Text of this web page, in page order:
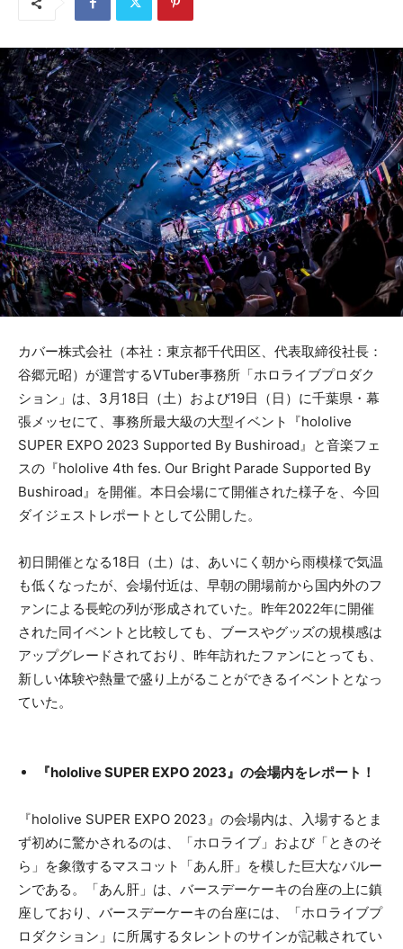
カバー株式会社（本社：東京都千代田区、代表取締役社長：
谷郷元昭）が運営するVTuber事務所「ホロライブプロダク
ション」は、3月18日（土）および19日（日）に千葉県・幕
張メッセにて、事務所最大級の大型イベント『hololive
SUPER EXPO 2023 Supported By Bushiroad』と音楽フェ
スの『hololive 4th fes. Our Bright Parade Supported By
Bushiroad』を開催。本日会場にて開催された様子を、今回
ダイジェストレポートとして公開した。
初日開催となる18日（土）は、あいにく朝から雨模様で気温
も低くなったが、会場付近は、早朝の開場前から国内外のフ
ァンによる長蛇の列が形成されていた。昨年2022年に開催
された同イベントと比較しても、ブースやグッズの規模感は
アップグレードされており、昨年訪れたファンにとっても、
新しい体験や熱量で盛り上がることができるイベントとなっ
ていた。
『hololive SUPER EXPO 2023』の会場内をレポート！
『hololive SUPER EXPO 2023』の会場内は、入場するとま
ず初めに驚かされるのは、「ホロライブ」および「ときのそ
ら」を象徴するマスコット「あん肝」を模した巨大なバルー
ンである。「あん肝」は、バースデーケーキの台座の上に鎮
座しており、バースデーケーキの台座には、「ホロライブプ
ロダクション」に所属するタレントのサインが記載されてい